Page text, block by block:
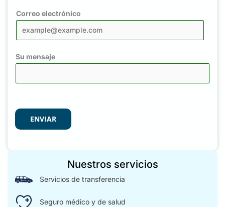
Correo electrónico
Su mensaje
ENVIAR
Nuestros servicios
Servicios de transferencia
Seguro médico y de salud